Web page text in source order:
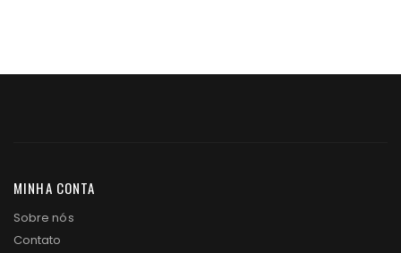
MINHA CONTA
Sobre nós
Contato